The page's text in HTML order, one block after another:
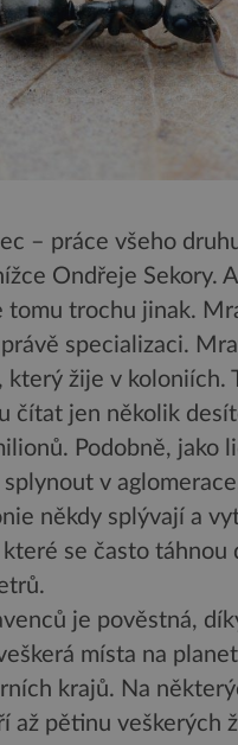
– práce všeho
Ondřeje Sekory.
tomu trochu jinak.
specializaci.
který žije v koloniích.
čítat jen několik
Podobně, jako
v
někdy splývají a
se často táhnou
je pověstná,
místa na
krajů. Na
až pětinu veškerých